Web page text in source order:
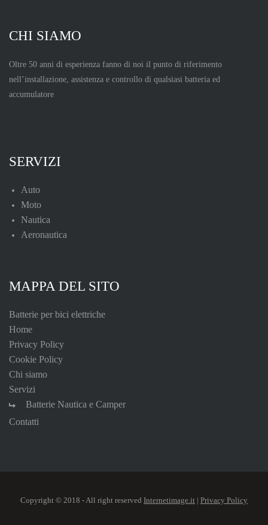
CHI SIAMO
Oltre 50 anni di esperienza fanno di noi il punto di riferimento
nell’installazione, assistenza e controllo di qualsiasi batteria ed
accumulatore
SERVIZI
Auto
Moto
Nautica
Aeronautica
MAPPA DEL SITO
Batterie per bici elettriche
Home
Privacy Policy
Cookie Policy
Chi siamo
Servizi
Batterie Nautica e Camper
Contatti
Copyright © 2018 - All right reserved Internetimage.it | Privacy Policy